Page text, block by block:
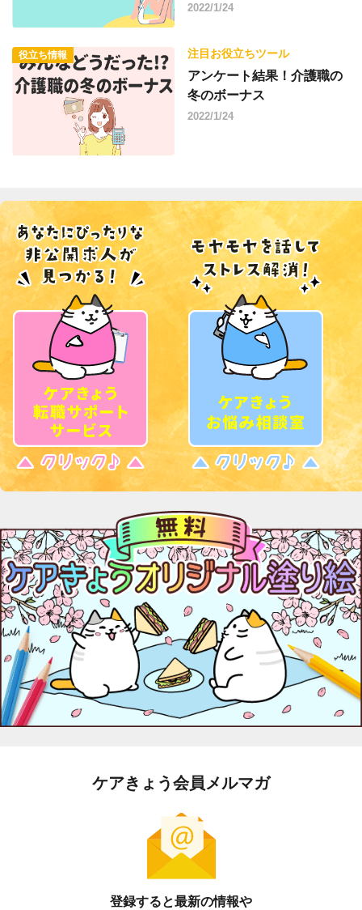
2022/1/24
役立ち情報 注目お役立ちツール
アンケート結果！介護職の
冬のボーナス
2022/1/24
ケアきょう会員メルマガ
登録すると最新の情報や